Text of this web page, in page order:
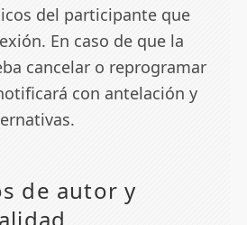
del participante que
En caso de que la
cancelar o reprogramar
con antelación y
de autor y